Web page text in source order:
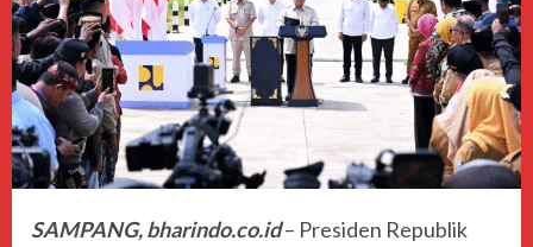
SAMPANG, bharindo.co.id– Presiden Republik